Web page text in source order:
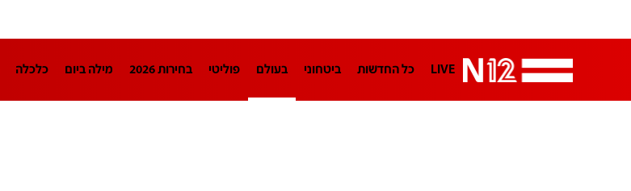
LIVE כל החדשות ביטחוני בעולם פוליטי בחירות 2026 מילה ביום כלכלה